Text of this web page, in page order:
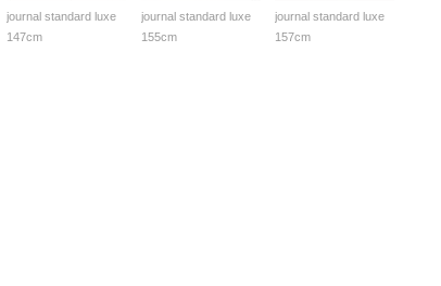
journal standard luxe
147cm
journal standard luxe
155cm
journal standard luxe
157cm